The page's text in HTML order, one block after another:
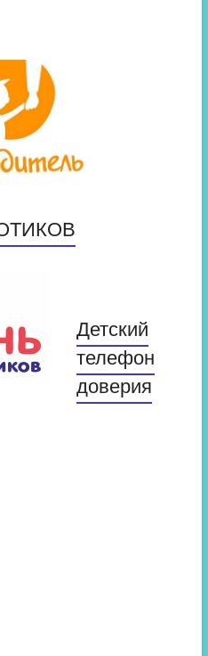
Детский
телефон
доверия